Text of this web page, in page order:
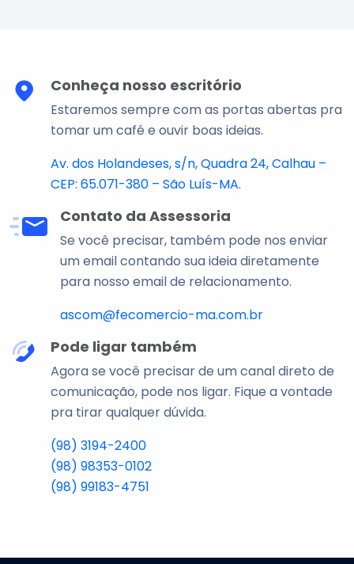
Conheça nosso escritório
Estaremos sempre com as portas abertas pra
tomar um café e ouvir boas ideias.
Av. dos Holandeses, s/n, Quadra 24, Calhau –
CEP: 65.071-380 – São Luís-MA.
Contato da Assessoria
Se você precisar, também pode nos enviar
um email contando sua ideia diretamente
para nosso email de relacionamento.
ascom@fecomercio-ma.com.br
Pode ligar também
Agora se você precisar de um canal direto de
comunicação, pode nos ligar. Fique a vontade
pra tirar qualquer dúvida.
(98) 3194-2400
(98) 98353-0102
(98) 99183-4751